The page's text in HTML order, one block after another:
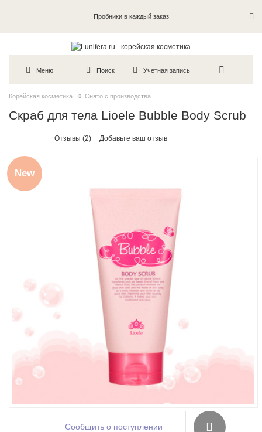
Пробники в каждый заказ
Меню Поиск Учетная запись
Корейская косметика Снято с производства
Скраб для тела Lioele Bubble Body Scrub
Отзывы (2) Добавьте ваш отзыв
New
Сообщить о поступлении